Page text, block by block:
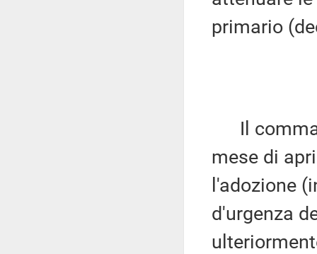
primario
Il comma
mese di
l'adozione
d'urgenza